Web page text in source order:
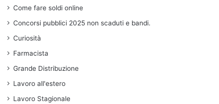
Come fare soldi online
Concorsi pubblici 2025 non scaduti e bandi.
Curiosità
Farmacista
Grande Distribuzione
Lavoro all'estero
Lavoro Stagionale